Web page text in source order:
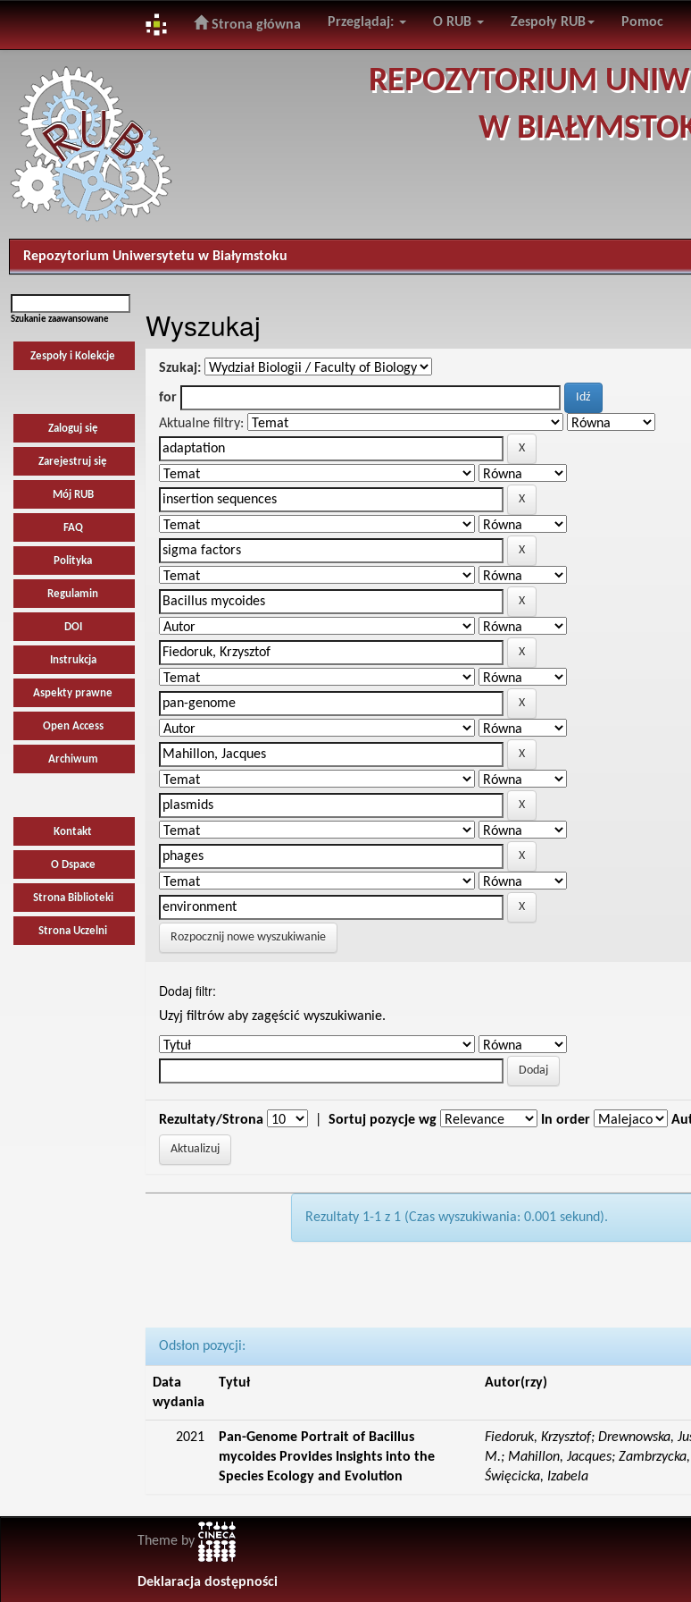
navigation
Strona główna Przeglądaj: O RUB Zespoły RUB Pomoc
REPOZYTORIUM
W
Repozytorium Uniwersytetu w Białymstoku
Szukanie zaawansowane
Zespoły i Kolekcje
Zaloguj się
Zarejestruj się
Mój RUB
FAQ
Polityka
Regulamin
DOI
Instrukcja
Aspekty prawne
Open Access
Archiwum
Kontakt
O Dspace
Strona Biblioteki
Strona Uczelni
Wyszukaj
Szukaj:
for
Aktualne filtry:
Rozpocznij nowe wyszukiwanie
Dodaj filtr:
Uzyj filtrów aby zagęścić wyszukiwanie.
Rezultaty/Strona Sortuj pozycje wg In order
Rezultaty 1-1 z 1 (Czas wyszukiwania: 0.001 sekund).
Odsłon pozycji:
Data
wydania
Tytuł Autor(rzy)
2021
Pan-Genome Portrait of Bacillus
mycoides Provides Insights into the
Species Ecology and Evolution
Fiedoruk, Krzysztof; Drewnowska,
M.; Mahillon, Jacques;
Święcicka, Izabela
Theme by
Deklaracja dostępności